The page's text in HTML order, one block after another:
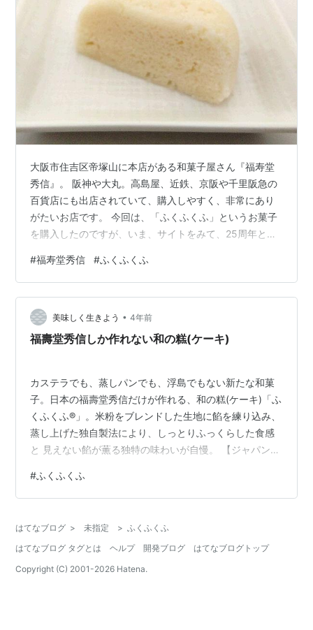
大阪市住吉区帝塚山に本店がある和菓子屋さん『福寿堂
秀信』。 阪神や大丸。高島屋、近鉄、京阪や千里阪急の
百貨店にも出店されていて、購入しやすく、非常にあり
がたいお店です。 今回は、「ふくふくふ」というお菓子
を購入したのですが、いま、サイトをみて、25周年とい
なに長く販売されていたんですね。 今回は、季節限定の
味「ふくふくふ ヨーグルト」のレビューです。 製造して
いるのは 販売店舗 ふくふくふ ヨーグルト 商品紹介 パッ
ケージ・サイズ・価格・賞味期限・カロリー 袋から開け
ます お菓子のサイズ 割ってみます いただきます！ 福寿
#福寿堂秀信 #ふくふくふ
美味しく生きよう • 4年前
福壽堂秀信しか作れない和の糕(ケーキ)
カステラでも、蒸しパンでも、浮島でもない新たな和菓
子。日本の福壽堂秀信だけが作れる、和の糕(ケーキ)「ふ
くふくふ®」。米粉をブレンドした生地に餡を練り込み、
蒸し上げた独自製法により、しっとりふっくらした食感
と 見えない餡が薫る独特の味わいが自慢。 【ジャパン・
入) ￥1,188(税込) ふくふくふ (10個入・苺入) ￥2,376(税
込) ふくふくふ (15個入・苺入) ￥3,564(税込) ふくふく
苺入) ￥7,020(税込)
#ふくふくふ
はてなブログ > 未指定 > ふくふくふ
はてなブログ タグとは
ヘルプ 開発ブログ
はてなブログトップ
Copyright (C) 2001-2026 Hatena.